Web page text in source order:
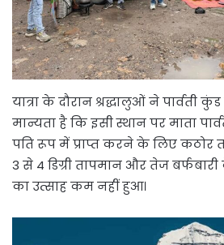
यात्रा के दौरान श्रद्धालुओं ने पार्वती
मान्यता है कि इसी स्थान पर माता
पति रूप में प्राप्त करने के लिए कठोर
3 से 4 डिग्री तापमान और तेज
का उत्साह कम नहीं हुआ।